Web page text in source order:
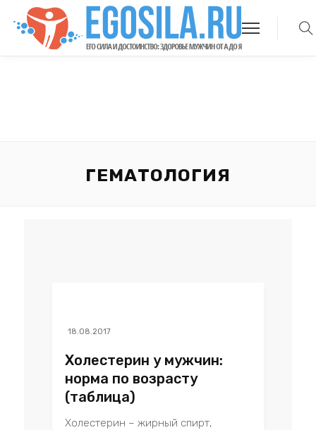
ГЕМАТОЛОГИЯ
18.08.2017
Холестерин у мужчин:
норма по возрасту
(таблица)
Холестерин – жирный спирт,